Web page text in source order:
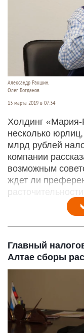
Александр Ракшин.
Олег Богданов
13 марта 2019 в 07:34
Холдинг
несколько
млрд рублей
компании
возможным
ждет ли
расточительности.
Главный
Алтае сборы